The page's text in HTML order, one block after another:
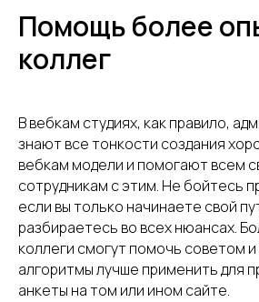
Помощь более
коллег
В вебкам студиях, как правило,
знают все тонкости создания
вебкам модели и помогают всем
сотрудникам с этим. Не бойтесь
если вы только начинаете свой
разбираетесь во всех нюансах.
коллеги смогут помочь советом и
алгоритмы лучше применить для
анкеты на том или ином сайте.